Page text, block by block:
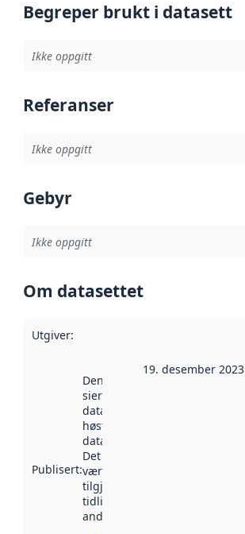
Begreper brukt i datasett
Ikke oppgitt
Referanser
Ikke oppgitt
Gebyr
Ikke oppgitt
Om datasettet
Utgiver:
Publisert:
Denne datoen
sier når
datasettet ble
høstet av
data.norge.no.
Det kan ha
vært
tilgjengelig
tidligere
andre steder.
19. desember 2023